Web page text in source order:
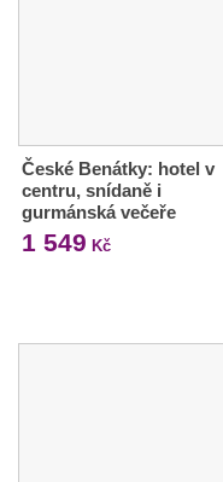
České Benátky: hotel v
centru, snídaně i
gurmánská večeře
1 549 Kč